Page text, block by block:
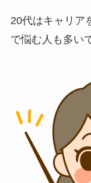
20代はキャリア
で悩む人も多い